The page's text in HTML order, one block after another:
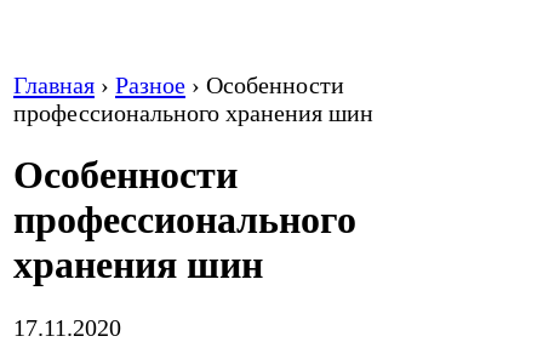
Главная › Разное › Особенности
профессионального хранения шин
Особенности
профессионального
хранения шин
17.11.2020